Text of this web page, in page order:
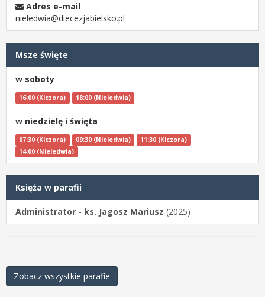
Adres e-mail
nieledwia@diecezjabielsko.pl
Msze święte
w soboty
16:00 (Kiczora) 18:00 (Nieledwia)
w niedzielę i święta
07:30 (Kiczora) 09:30 (Nieledwia)
11:30 (Kiczora)
14:00 (Nieledwia)
Księża w parafii
Administrator - ks. Jagosz Mariusz (2025)
Zobacz wszystkie parafie